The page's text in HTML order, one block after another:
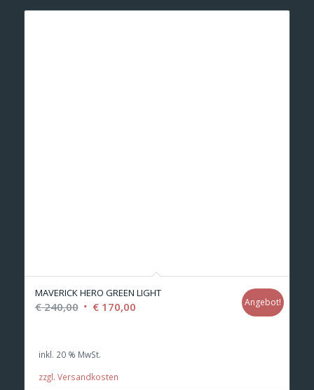
MAVERICK HERO GREEN LIGHT
€240,00 Ursprünglicher
€ 240,00
€170,00Aktueller
Angebot!
inkl. 20 % MwSt.
zzgl. Versandkosten